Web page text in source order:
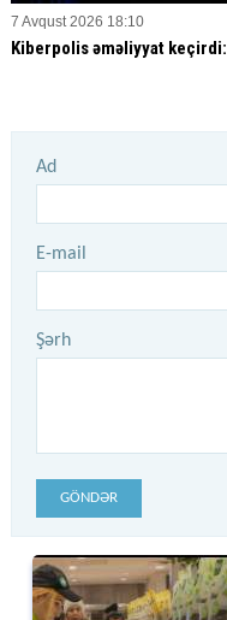
7 Avqust 2026 18:10
Kiberpolis əməliyyat keçirdi:
Ad
E-mail
Şərh
GÖNDƏR